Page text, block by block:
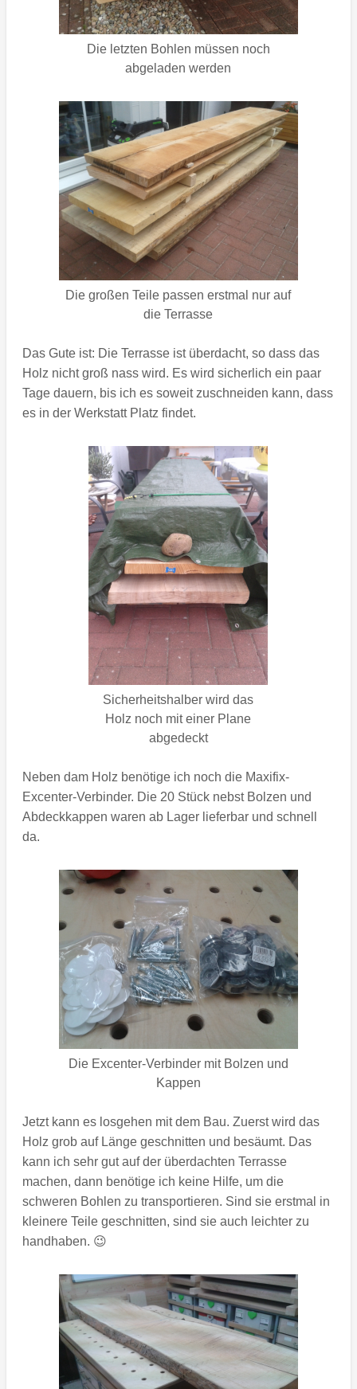
Die letzten Bohlen müssen noch
abgeladen werden
Die großen Teile passen erstmal nur auf
die Terrasse
Das Gute ist: Die Terrasse ist überdacht, so dass das
Holz nicht groß nass wird. Es wird sicherlich ein paar
Tage dauern, bis ich es soweit zuschneiden kann, dass
es in der Werkstatt Platz findet.
Sicherheitshalber wird das
Holz noch mit einer Plane
abgedeckt
Neben dam Holz benötige ich noch die Maxifix-
Excenter-Verbinder. Die 20 Stück nebst Bolzen und
Abdeckkappen waren ab Lager lieferbar und schnell
da.
Die Excenter-Verbinder mit Bolzen und
Kappen
Jetzt kann es losgehen mit dem Bau. Zuerst wird das
Holz grob auf Länge geschnitten und besäumt. Das
kann ich sehr gut auf der überdachten Terrasse
machen, dann benötige ich keine Hilfe, um die
schweren Bohlen zu transportieren. Sind sie erstmal in
kleinere Teile geschnitten, sind sie auch leichter zu
handhaben. 😉